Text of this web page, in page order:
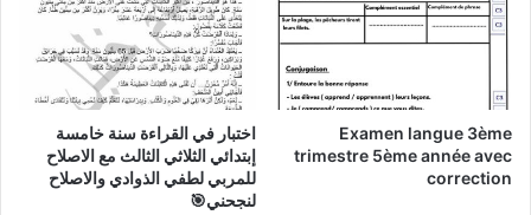
Examen langue 3ème
trimestre 5ème année avec
correction
اختبار في القراءة سنة خامسة
إبتدائي الثلاثي الثالث مع الاصلاح
للمربي لطفي الذوادي والاصلاح
لنجحني🎯